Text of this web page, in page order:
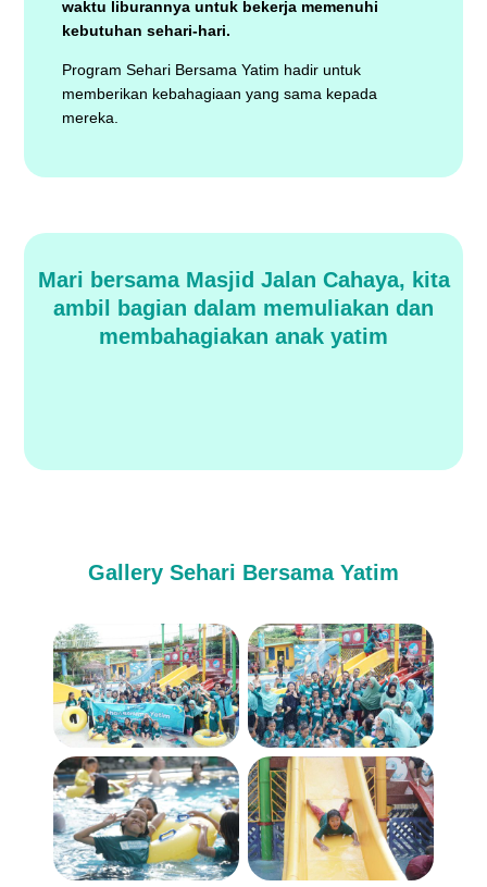
waktu liburannya untuk bekerja memenuhi
kebutuhan sehari-hari.
Program Sehari Bersama Yatim hadir untuk
memberikan kebahagiaan yang sama kepada
mereka.
Mari bersama Masjid Jalan Cahaya, kita
ambil bagian dalam memuliakan dan
membahagiakan anak yatim
Gallery Sehari Bersama Yatim